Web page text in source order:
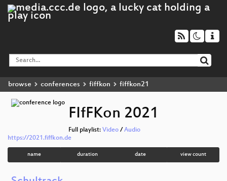
browse conferences fiffkon fiffkon21
FIfFKon 2021
Full playlist: Video / Audio
https://2021.fiffkon.de
name duration date view count